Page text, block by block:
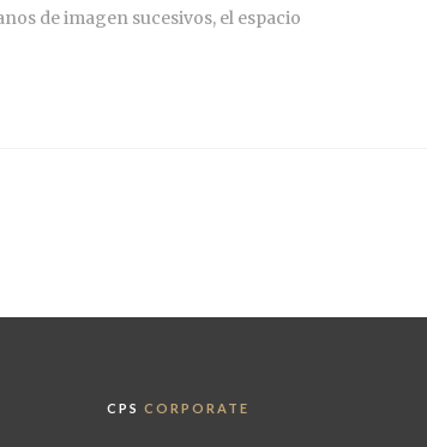
de imagen sucesivos, el espacio
CPS CORPORATE